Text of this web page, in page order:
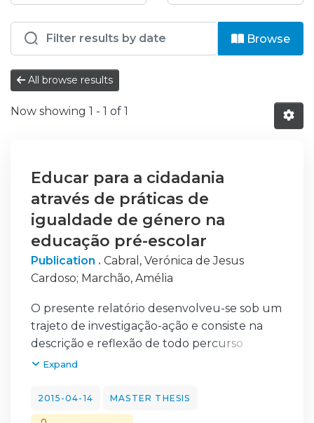
Browse
All browse results
Now showing 1 - 1 of 1
Educar para a cidadania
através de práticas de
igualdade de género na
educação pré-escolar
Publication . Cabral, Verónica de Jesus
Cardoso; Marchão, Amélia
O presente relatório desenvolveu-se sob um
trajeto de investigação-ação e consiste na
descrição e reflexão de todo percurso
traçado e experienciado numa sala de
de Portalegre, no âmbito do mestrado em
Educação Pré-Escolar.
Expand
2015-04-14 MASTER THESIS